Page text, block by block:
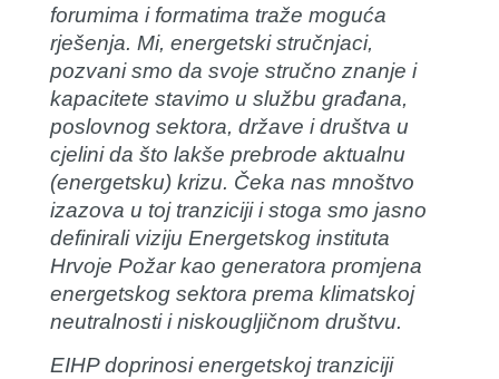
forumima i formatima traže moguća
rješenja. Mi, energetski stručnjaci,
pozvani smo da svoje stručno znanje i
kapacitete stavimo u službu građana,
poslovnog sektora, države i društva u
cjelini da što lakše prebrode aktualnu
(energetsku) krizu. Čeka nas mnoštvo
izazova u toj tranziciji i stoga smo jasno
definirali viziju Energetskog instituta
Hrvoje Požar kao generatora promjena
energetskog sektora prema klimatskoj
neutralnosti i niskougljičnom društvu.
EIHP doprinosi energetskoj tranziciji